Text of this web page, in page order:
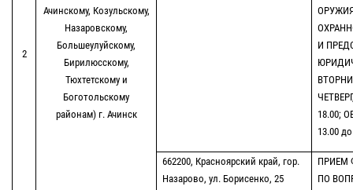
2
Ачинскому, Козульскому,
Назаровскому,
Большеулуйскому,
Бирилюсскому,
Тюхтетскому и
Боготольскому
районам) г. Ачинск
И
18.00;
13.00
662200, Красноярский край, гор.
Назарово, ул. Борисенко, 25
ПРИЕМ
ПО